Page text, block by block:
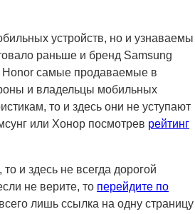
устройств, но и узнаваемы
раньше и бренд Samsung
Honor самые продаваемые в
и владельцы мобильных
то и здесь они не уступают
или Хонор посмотрев рейтинг
и здесь не всегда дорогой
не верите, то перейдите по
лишь ссылка на одну страницу